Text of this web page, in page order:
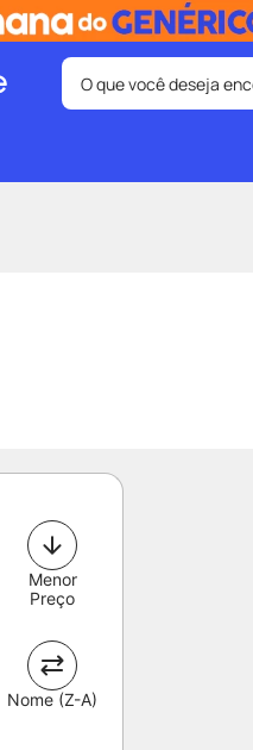
O que você deseja
Menor
Preço
Nome (Z-A)